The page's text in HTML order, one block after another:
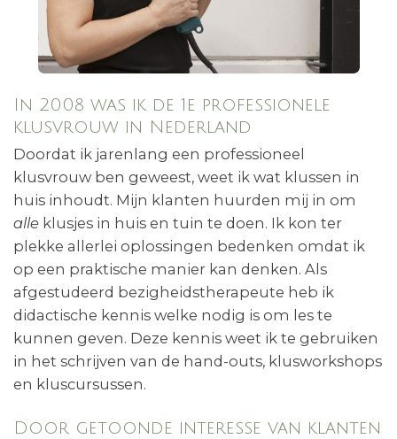
In 2008 was ik de 1e professionele
klusvrouw in Nederland
Doordat ik jarenlang een professioneel
klusvrouw ben geweest, weet ik wat klussen in
huis inhoudt. Mijn klanten huurden mij in om
alle klusjes in huis en tuin te doen. Ik kon ter
plekke allerlei oplossingen bedenken omdat ik
op een praktische manier kan denken. Als
afgestudeerd bezigheidstherapeute heb ik
didactische kennis welke nodig is om les te
kunnen geven. Deze kennis weet ik te gebruiken
in het schrijven van de hand-outs, klusworkshops
en kluscursussen.
Door getoonde interesse van klanten